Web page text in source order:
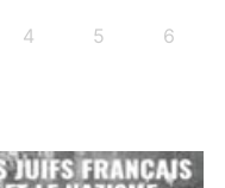
4 5 6